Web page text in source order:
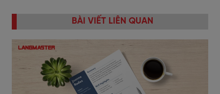
BÀI VIẾT LIÊN QUAN